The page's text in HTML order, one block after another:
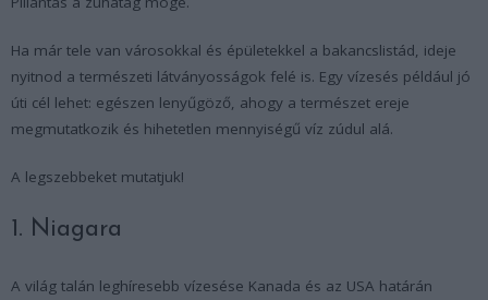
Ha már tele van városokkal és épületekkel a bakancslistád, ideje
nyitnod a természeti látványosságok felé is. Egy vízesés például jó
úti cél lehet: egészen lenyűgöző, ahogy a természet ereje
megmutatkozik és hihetetlen mennyiségű víz zúdul alá.
A legszebbeket mutatjuk!
1. Niagara
A világ talán leghíresebb vízesése Kanada és az USA határán